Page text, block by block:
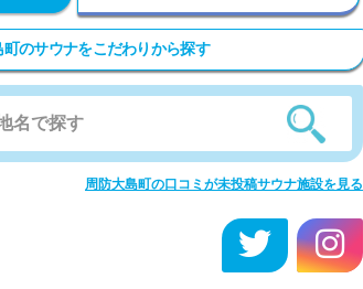
町のサウナをこだわりから探す
周防大島町の口コミが未投稿サウナ施設を見る